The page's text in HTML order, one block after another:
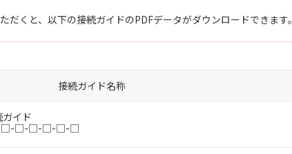
だくと、以下の接続ガイドのPDFデータがダウンロードできます。
接続ガイド名称
イド
□-□-□-□-□-□